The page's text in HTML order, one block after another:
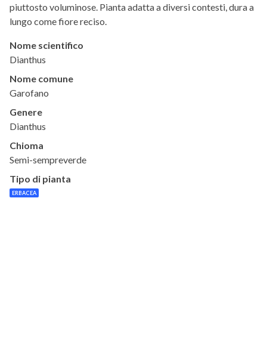
piuttosto voluminose. Pianta adatta a diversi contesti, dura a
lungo come fiore reciso.
Nome scientifico
Dianthus
Nome comune
Garofano
Genere
Dianthus
Chioma
Semi-sempreverde
Tipo di pianta
ERBACEA